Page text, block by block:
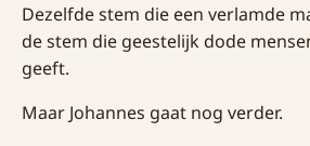
Dezelfde stem die een verlamde
de stem die geestelijk dode
geeft.
Maar Johannes gaat nog verder.